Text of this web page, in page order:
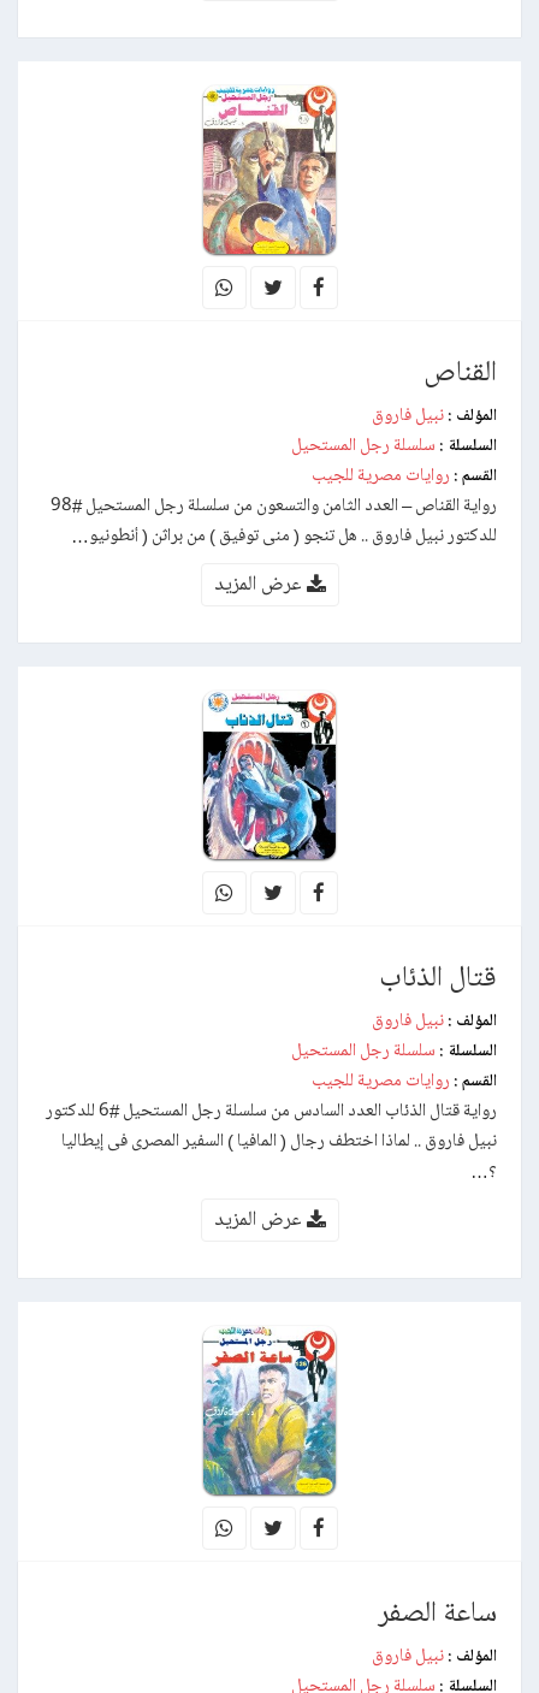
القناص
المؤلف : نبيل فاروق
السلسلة : سلسلة رجل المستحيل
القسم : روايات مصرية للجيب
رواية القناص – العدد الثامن والتسعون من سلسلة رجل المستحيل #98
للدكتور نبيل فاروق .. هل تنجو ( منى توفيق ) من براثن ( أنطونيو…
عرض المزيد
قتال الذئاب
المؤلف : نبيل فاروق
السلسلة : سلسلة رجل المستحيل
القسم : روايات مصرية للجيب
رواية قتال الذئاب العدد السادس من سلسلة رجل المستحيل #6 للدكتور
نبيل فاروق .. لماذا اختطف رجال ( المافيا ) السفير المصرى فى إيطاليا
؟…
عرض المزيد
ساعة الصفر
المؤلف : نبيل فاروق
السلسلة : سلسلة رجل المستحيل